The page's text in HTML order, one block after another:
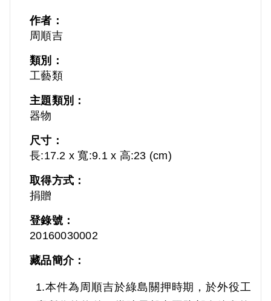
作者：
周順吉
類別：
工藝類
主題類別：
器物
尺寸：
長:17.2 x 寬:9.1 x 高:23 (cm)
取得方式：
捐贈
登錄號：
20160030002
藏品簡介：
1.本件為周順吉於綠島關押時期，於外役工